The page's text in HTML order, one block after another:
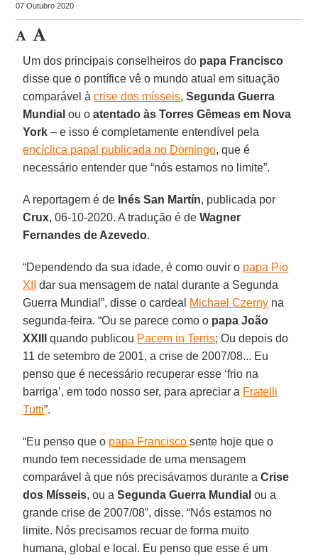
07 Outubro 2020
Um dos principais conselheiros do papa Francisco
disse que o pontífice vê o mundo atual em situação
comparável àcrise dos mísseis,Segunda Guerra
Mundial ou oatentado às Torres Gêmeas em Nova
York – e isso é completamente entendível pela
encíclica papal publicada no Domingo, que é
necessário entender que “nós estamos no limite”.
A reportagem é de Inés San Martín, publicada por
Crux, 06-10-2020. A tradução é deWagner
Fernandes de Azevedo.
“Dependendo da sua idade, é como ouvir o papa Pio
XII
dar sua mensagem de natal durante a Segunda
Guerra Mundial”, disse o cardeal Michael Czerny na
segunda-feira. “Ou se parece como o papa João
XXIII
quando publicou Pacem in Terris; Ou depois do
11 de setembro de 2001, a crise de 2007/08... Eu
penso que é necessário recuperar esse ‘frio na
barriga’, em todo nosso ser, para apreciar a Fratelli
Tutti”.
“Eu penso que o papa Francisco sente hoje que o
mundo tem necessidade de uma mensagem
comparável à que nós precisávamos durante aCrise
dos Mísseis, ou aSegunda Guerra Mundial ou a
grande crise de 2007/08”, disse. “Nós estamos no
limite. Nós precisamos recuar de forma muito
humana, global e local. Eu penso que esse é um